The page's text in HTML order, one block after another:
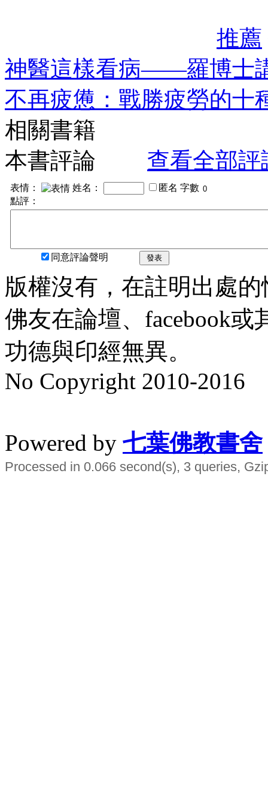
推薦
神醫這樣看病——羅博士
不再疲憊：戰勝疲勞的
相關書籍
本書評論
查看全部評
表情： 姓名： 匿名 字數
點評：
同意評論聲明 發表
版權沒有，在註明出處
佛友在論壇、facebook
功德與印經無異。
No Copyright 2010-2016
Powered by 七葉佛教書舍
Processed in 0.066 second(s), 3 queries,